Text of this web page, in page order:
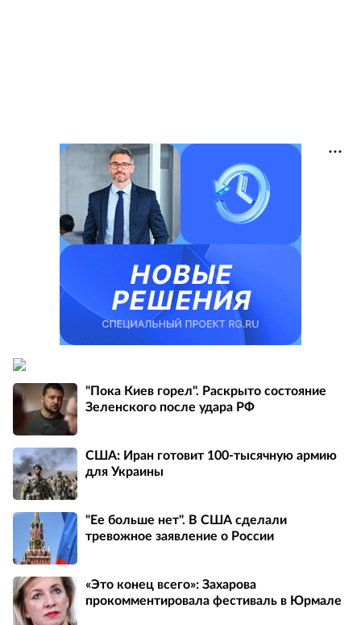
"Пока Киев горел". Раскрыто состояние
Зеленского после удара РФ
США: Иран готовит 100-тысячную армию
для Украины
"Ее больше нет". В США сделали
тревожное заявление о России
«Это конец всего»: Захарова
прокомментировала фестиваль в Юрмале